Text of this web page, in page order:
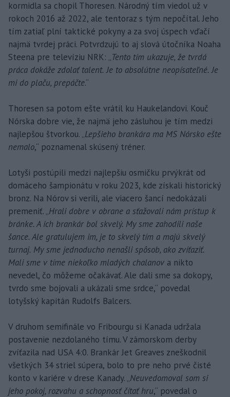
kormidla sa chopil Thoresen. Národný tím viedol už v
rokoch 2016 až 2022, ale tentoraz s tým nepočítal. Jeho
tím zatiaľ plní taktické pokyny a za svoj úspech vďačí
najmä tvrdej práci. Potvrdzujú to aj slová útočníka Noaha
Steena pre televíziu NRK: „Tento tím ukazuje, že tvrdá
práca dokáže zdolať talent. Je to absolútne neopísateľné. Je
mi do plaču, prepáčte.“
Thoresen sa potom ešte vrátil ku Haukelandovi. Kouč
Nórska dobre vie, že najmä jeho zásluhou je tím medzi
najlepšou štvorkou. „Lepšieho brankára ma MS Nórsko ešte
nemalo,“ poznamenal skúsený tréner.
Lotyši postúpili medzi najlepšiu osmičku prvýkrát od
domáceho šampionátu v roku 2023, kde získali historický
bronz. Na Nórov si verili, ale viacero šancí nedokázali
premeniť. „Hrali dobre v obrane a sťažovali nám prístup k
bránke. A ich brankár bol skvelý. My sme zahodili naše
šance. Ale gratulujem im, je to skvelý tím a majú skvelý
turnaj. My sme jednoducho nenašli spôsob, ako zvíťaziť.
Mali sme v tíme niekoľko mladých chalanov a nikto
nevedel, čo môžeme očakávať. Ale dali sme sa dokopy,
tvrdo sme bojovali a ukázali sme srdce,“ povedal
lotyšský kapitán Rudolfs Balcers.
V druhom semifinále vo Fribourgu si Kanada udržala
postavenie nezdolaného tímu. V zámorskom derby
zvíťazila nad USA 4:0. Brankár Jet Greaves zneškodnil
všetkých 34 striel súpera, bolo to pre neho prvé čisté
konto v kariére v drese Kanady. „Neuvedomoval som si
jeho pokoj, rozvahu a schopnosť čítať hru,“ povedal o